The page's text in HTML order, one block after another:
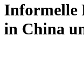
Informelle
in China